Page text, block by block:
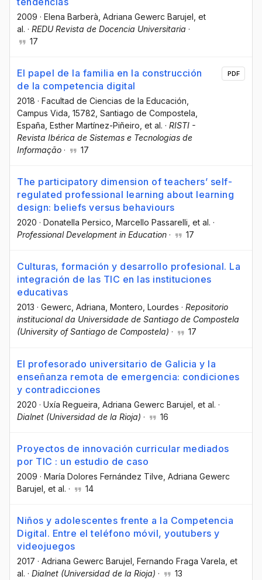
2009 · Elena Barberà , Adriana Gewerc Barujel , et
al. · REDU Revista de Docencia Universitaria ·
17
El papel de la familia en la construcción
de la competencia digital
2018 · Facultad de Ciencias de la Educación,
Campus Vida, 15782, Santiago de Compostela,
España , Esther Martínez-Piñeiro , et al. · RISTI -
Revista Ibérica de Sistemas e Tecnologias de
Informação · 17
PDF
The participatory dimension of teachers’ self-
regulated professional learning about learning
design: beliefs versus behaviours
2020 · Donatella Persico , Marcello Passarelli , et al. ·
Professional Development in Education · 17
Culturas, formación y desarrollo profesional. La
integración de las TIC en las instituciones
educativas
2013 · Gewerc, Adriana, Montero, Lourdes · Repositorio
institucional da Universidade de Santiago de Compostela
(University of Santiago de Compostela) · 17
El profesorado universitario de Galicia y la
enseñanza remota de emergencia: condiciones
y contradicciones
2020 · Uxía Regueira , Adriana Gewerc Barujel , et al. ·
Dialnet (Universidad de la Rioja) · 16
Proyectos de innovación curricular mediados
por TIC : un estudio de caso
2009 · María Dolores Fernández Tilve , Adriana Gewerc
Barujel , et al. · 14
Niños y adolescentes frente a la Competencia
Digital. Entre el teléfono móvil, youtubers y
videojuegos
2017 · Adriana Gewerc Barujel , Fernando Fraga Varela , et
al. · Dialnet (Universidad de la Rioja) · 13